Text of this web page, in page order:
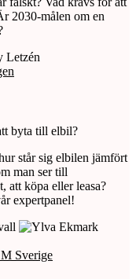
2030-målen om en
byta till elbil?
står sig elbilen jämfört
man ser till
att köpa eller leasa?
expertpanel!
Sverige